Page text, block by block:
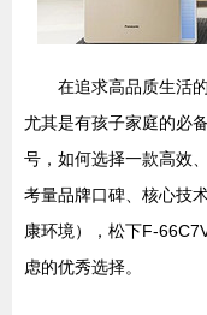
在追求高品质生活
尤其是有孩子家庭的必
号，如何选择一款高效
考量品牌口碑、核心技
康环境），松下F-
虑的优秀选择。